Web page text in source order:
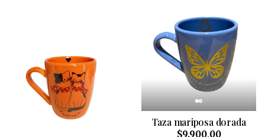
Taza mariposa dorada
$9.900,00